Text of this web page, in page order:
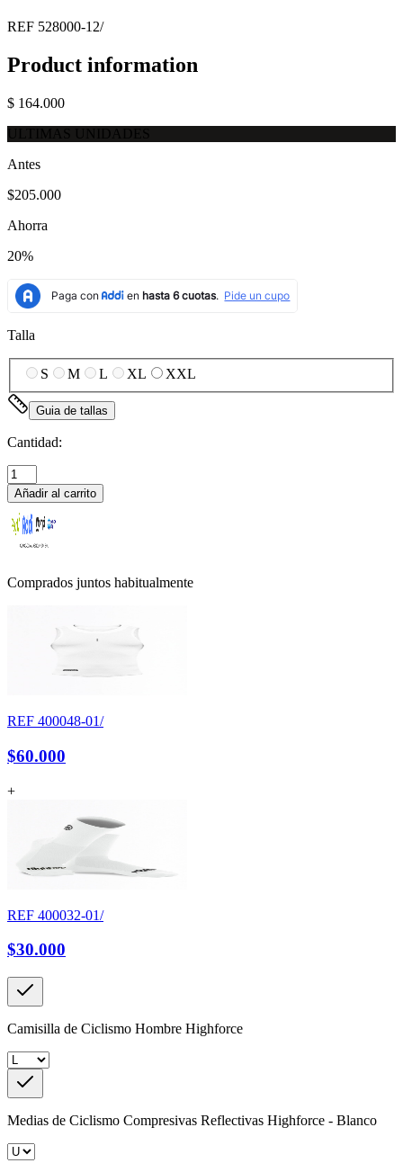
REF 528000-12/
Product information
$ 164.000
Antes
$205.000
Ahorra
20%
Talla
S M L XL XXL
Guia de tallas
Cantidad:
Añadir al carrito
Comprados juntos habitualmente
REF 400048-01/
$60.000
+
REF 400032-01/
$30.000
Camisilla de Ciclismo Hombre Highforce
Medias de Ciclismo Compresivas Reflectivas Highforce - Blanco